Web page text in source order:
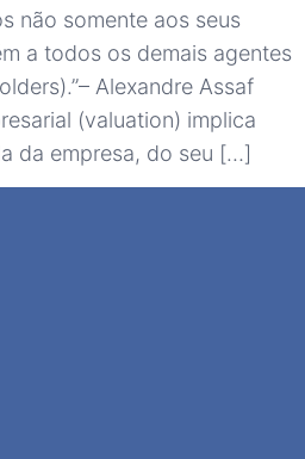
não somente aos seus
a todos os demais agentes
Alexandre Assaf
(valuation) implica
da empresa, do seu […]